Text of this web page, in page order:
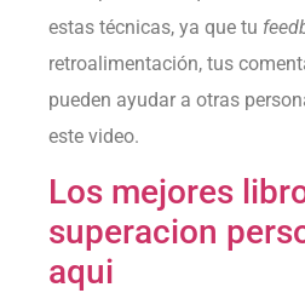
estas técnicas, ya que tu
retroalimentación, tus
pueden ayudar a otras
este video.
Los mejores
superacion
aqui